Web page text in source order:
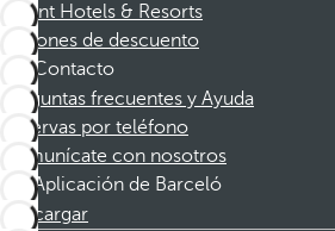
Dorint Hotels & Resorts
Cupones de descuento
Contacto
Preguntas frecuentes y Ayuda
Reservas por teléfono
Comunícate con nosotros
Aplicación de Barceló
Descargar